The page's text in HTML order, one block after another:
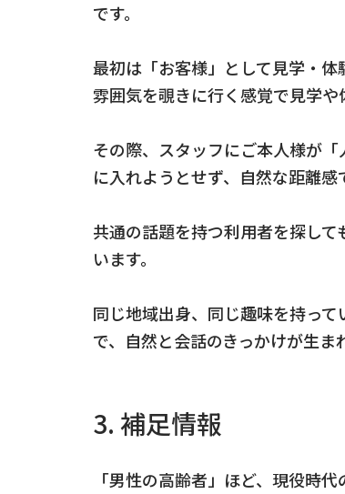
です。
最初は「お客様」として見学・
雰囲気を覗きに行く感覚で見学や
その際、スタッフにご本人様が
に入れようとせず、自然な距離感
共通の話題を持つ利用者を探し
います。
同じ地域出身、同じ趣味を持っ
で、自然と会話のきっかけが生ま
3. 補足情報
「男性の高齢者」ほど、現役時